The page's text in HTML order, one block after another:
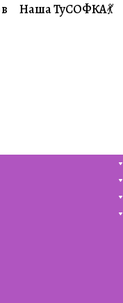
#Совместники
Наша ТуСОФКА💃